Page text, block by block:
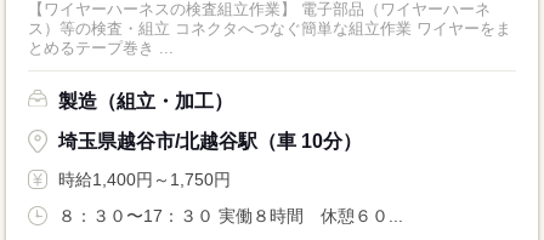
【ワイヤーハーネスの検査組立作業】 電子部品（ワイヤーハーネ
ス）等の検査・組立 コネクタへつなぐ簡単な組立作業 ワイヤーをま
とめるテープ巻き ...
製造（組立・加工）
埼玉県越谷市/北越谷駅（車 10分）
時給1,400円～1,750円
８：３０〜17：３０ 実働８時間 休憩６０...